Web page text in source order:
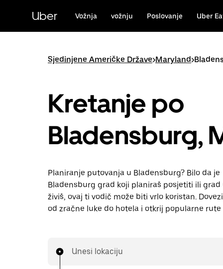
sadržaj
Uber Vožnja vožnju Poslovanje Uber
Sjedinjene Američke Države>Maryland>
Kretanje po
Bladensburg,
Planiranje putovanja u Bladensburg? Bilo da je
Bladensburg grad koji planiraš posjetiti ili grad
živiš, ovaj ti vodič može biti vrlo koristan.
od zračne luke do hotela i otkrij popularne rute
Unesi lokaciju